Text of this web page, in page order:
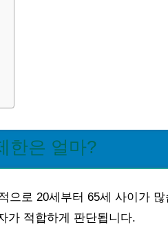
한은 얼마?
으로 20세부터 65세 사이가
가 적합하게 판단됩니다.